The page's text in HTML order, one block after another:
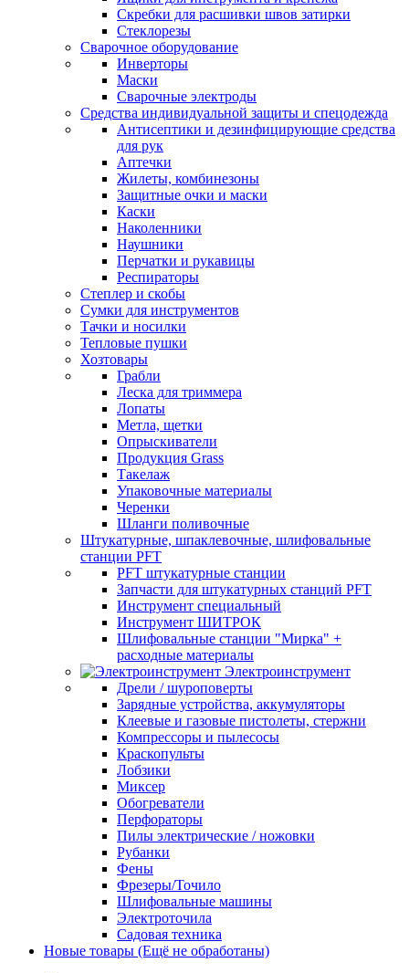
Скребки для расшивки швов затирки
Стеклорезы
Сварочное оборудование
Инверторы
Маски
Сварочные электроды
Средства индивидуальной защиты и спецодежда
Антисептики и дезинфицирующие средства
для рук
Аптечки
Жилеты, комбинезоны
Защитные очки и маски
Каски
Наколенники
Наушники
Перчатки и рукавицы
Респираторы
Степлер и скобы
Сумки для инструментов
Тачки и носилки
Тепловые пушки
Хозтовары
Грабли
Леска для триммера
Лопаты
Метла, щетки
Опрыскиватели
Продукция Grass
Такелаж
Упаковочные материалы
Черенки
Шланги поливочные
Штукатурные, шпаклевочные, шлифовальные
станции PFT
PFT штукатурные станции
Запчасти для штукатурных станций PFT
Инструмент специальный
Инструмент ШИТРОК
Шлифовальные станции "Мирка" +
расходные материалы
Электроинструмент
Дрели / шуроповерты
Зарядные устройства, аккумуляторы
Клеевые и газовые пистолеты, стержни
Компрессоры и пылесосы
Краскопульты
Лобзики
Миксер
Обогреватели
Перфораторы
Пилы электрические / ножовки
Рубанки
Фены
Фрезеры/Точило
Шлифовальные машины
Электроточила
Садовая техника
Новые товары (Ещё не обработаны)